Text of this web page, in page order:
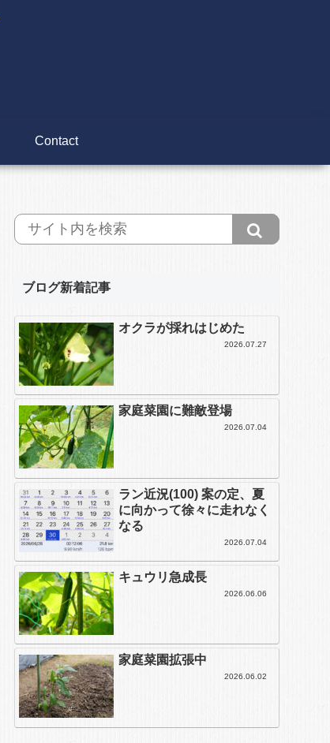
Contact
ブログ新着記事
オクラが採れはじめた
2026.07.27
家庭菜園に難敵登場
2026.07.04
ラン近況(100) 案の定、夏
に向かって徐々に走れなく
なる
2026.07.04
キュウリ急成長
2026.06.06
家庭菜園拡張中
2026.06.02